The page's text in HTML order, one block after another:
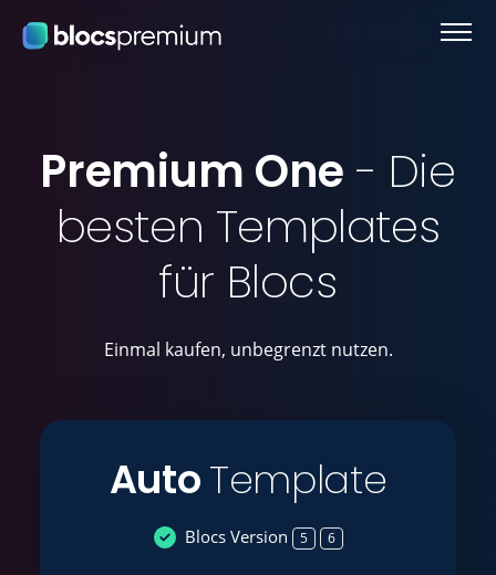
Premium One - Die
besten Templates
für Blocs
Einmal kaufen, unbegrenzt nutzen.
AutoTemplate
Blocs Version 5 6